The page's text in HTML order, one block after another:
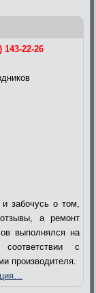
143-22-26
забочусь о том,
а ремонт
выполнялся на
с
производителя.